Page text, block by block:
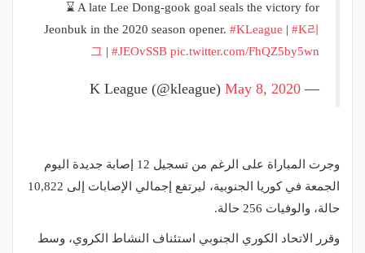
⌛️ A late Lee Dong-gook goal seals the victory for
Jeonbuk in the 2020 season opener. #KLeague | #K리
그 | #JEOvSSB pic.twitter.com/FhQZ5by5wn
— K League (@kleague)
May 8, 2020
وجرت المباراة على الرغم من تسجيل 12 إصابة جديدة اليوم
الجمعة في كوريا الجنوبية، ليرتفع إجمالي الإصابات إلى 10,822
حالة، والوفيات 256 حالة.
وقرر الاتحاد الكوري الجنوبي استئناف النشاط الكروي، وسط